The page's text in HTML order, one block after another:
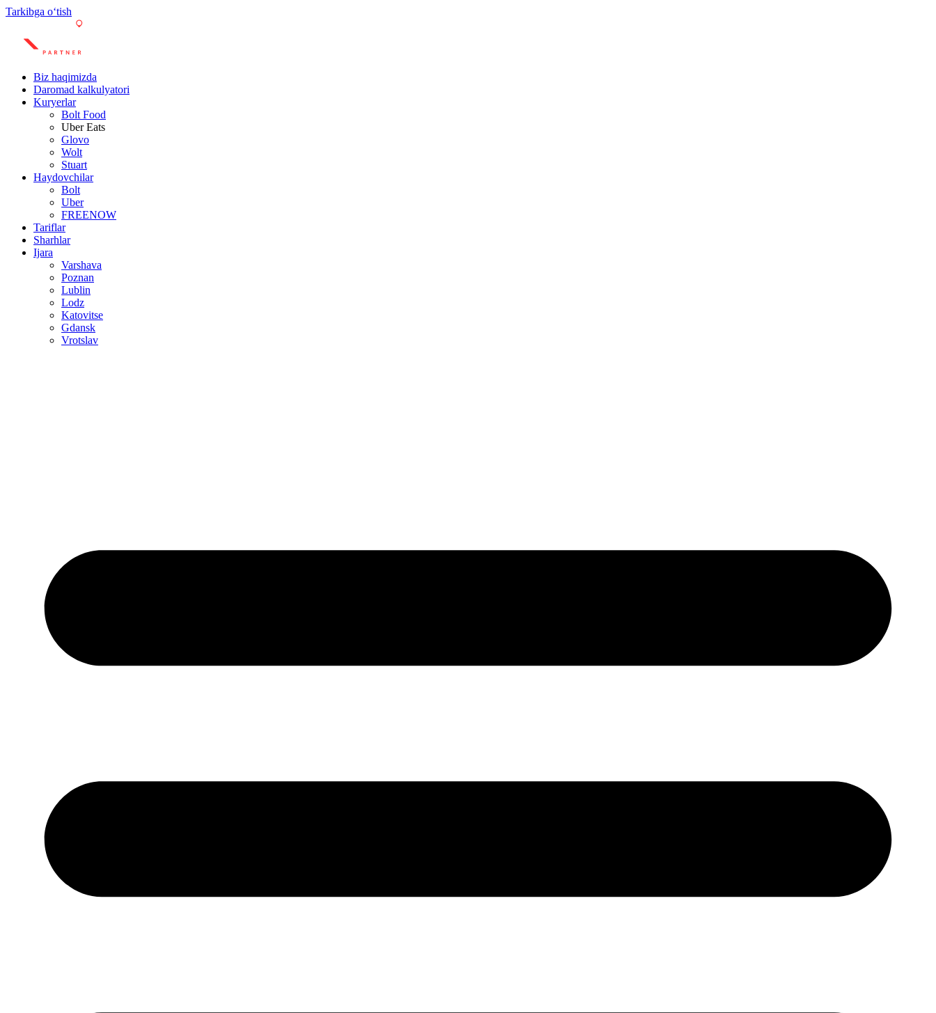
Tarkibga oʻtish
Biz haqimizda
Daromad kalkulyatori
Kuryerlar
Bolt Food
Uber Eats
Glovo
Wolt
Stuart
Haydovchilar
Bolt
Uber
FREENOW
Tariflar
Sharhlar
Ijara
Varshava
Poznan
Lublin
Lodz
Katovitse
Gdansk
Vrotslav